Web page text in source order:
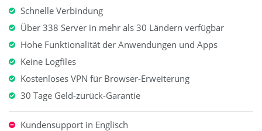
Schnelle Verbindung
Über 338 Server in mehr als 30 Ländern verfügbar
Hohe Funktionalität der Anwendungen und Apps
Keine Logfiles
Kostenloses VPN für Browser-Erweiterung
30 Tage Geld-zurück-Garantie
Kundensupport in Englisch